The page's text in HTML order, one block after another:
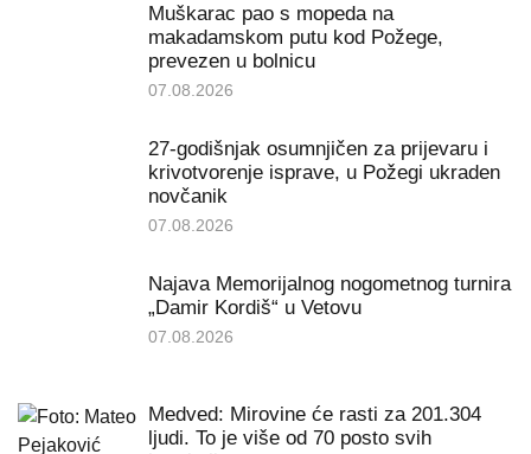
Muškarac pao s mopeda na
makadamskom putu kod Požege,
prevezen u bolnicu
07.08.2026
27-godišnjak osumnjičen za prijevaru i
krivotvorenje isprave, u Požegi ukraden
novčanik
07.08.2026
Najava Memorijalnog nogometnog turnira
„Damir Kordiš“ u Vetovu
07.08.2026
Medved: Mirovine će rasti za 201.304
ljudi. To je više od 70 posto svih